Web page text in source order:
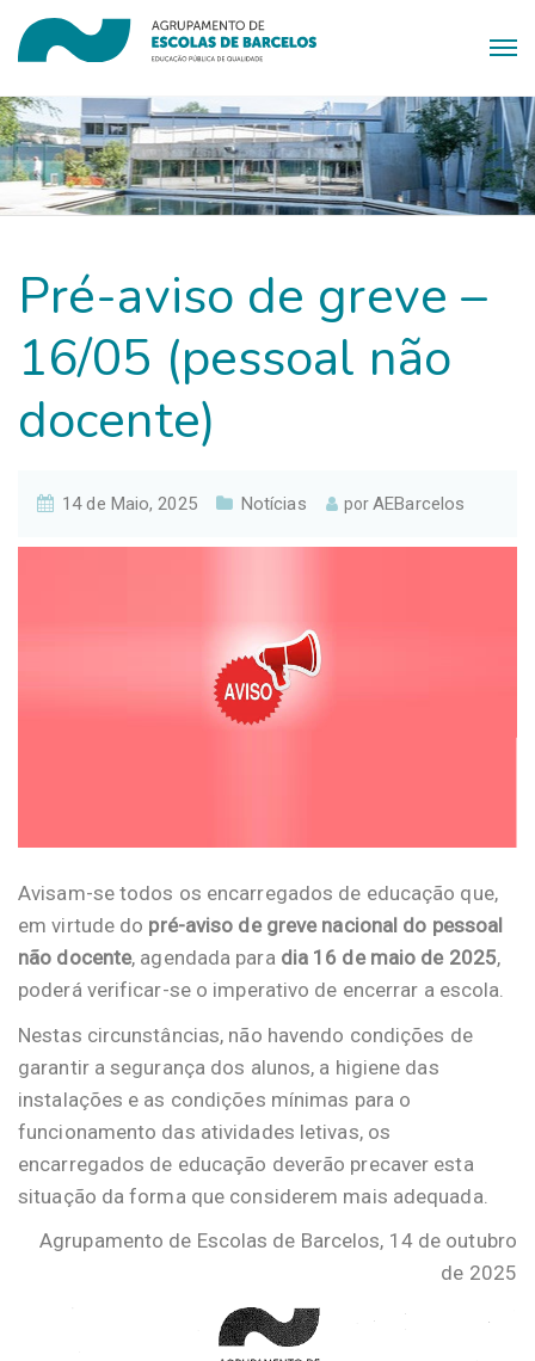
Pré-aviso de greve –
16/05 (pessoal não
docente)
14 de Maio, 2025 Notícias porAEBarcelos
Avisam-se todos os encarregados de educação que,
em virtude do pré-aviso de greve nacional do pessoal
não docente, agendada para dia 16 de maio de 2025,
poderá verificar-se o imperativo de encerrar a escola.
Nestas circunstâncias, não havendo condições de
garantir a segurança dos alunos, a higiene das
instalações e as condições mínimas para o
funcionamento das atividades letivas, os
encarregados de educação deverão precaver esta
situação da forma que considerem mais adequada.
Agrupamento de Escolas de Barcelos, 14 de outubro
de 2025